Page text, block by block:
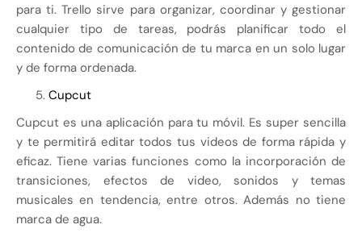
para ti. Trello sirve para organizar, coordinar y gestionar
cualquier tipo de tareas, podrás planificar todo el
contenido de comunicación de tu marca en un solo lugar
y de forma ordenada.
Cupcut
Cupcut es una aplicación para tu móvil. Es super sencilla
y te permitirá editar todos tus videos de forma rápida y
eficaz. Tiene varias funciones como la incorporación de
transiciones, efectos de video, sonidos y temas
musicales en tendencia, entre otros. Además no tiene
marca de agua.